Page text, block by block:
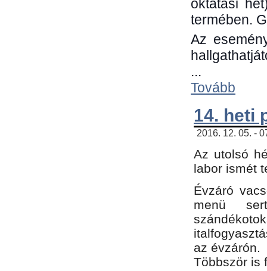
oktatási
termében.
Az
...
Tovább
14. heti
2016. 12. 05. -
Az utolsó
labor ismét
Évzáró
menü
az évzárón.
Többször is